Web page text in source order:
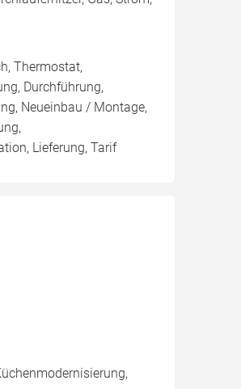
Thermostat,
Durchführung,
Neueinbau / Montage,
Lieferung, Tarif